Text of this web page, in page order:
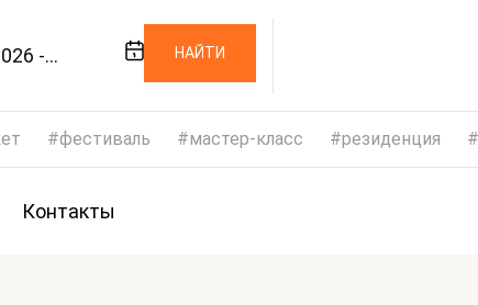
-
НАЙТИ
фестиваль мастер-класс резиденция
Контакты